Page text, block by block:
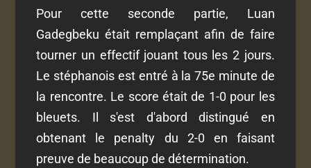
Pour cette seconde partie, Luan
Gadegbeku était remplaçant afin de faire
tourner un effectif jouant tous les 2 jours.
Le stéphanois est entré à la 75e minute de
la rencontre. Le score était de 1-0 pour les
bleuets. Il s'est d'abord distingué en
obtenant le penalty du 2-0 en faisant
preuve de beaucoup de détermination.